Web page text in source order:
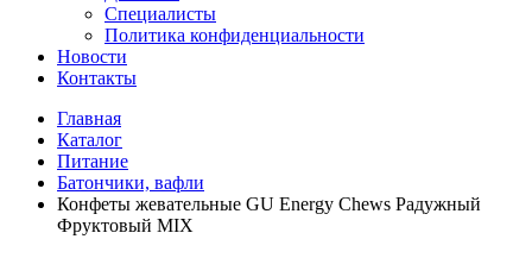
Специалисты
Политика конфиденциальности
Новости
Контакты
Главная
Каталог
Питание
Батончики, вафли
Конфеты жевательные GU Energy Chews Радужный
Фруктовый MIX